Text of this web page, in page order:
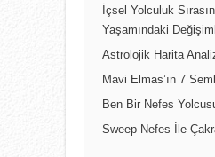
İçsel Yolculuk
Yaşamındaki
Astrolojik Harita
Mavi Elmas’ın 7
Ben Bir Nefes
Sweep Nefes İle